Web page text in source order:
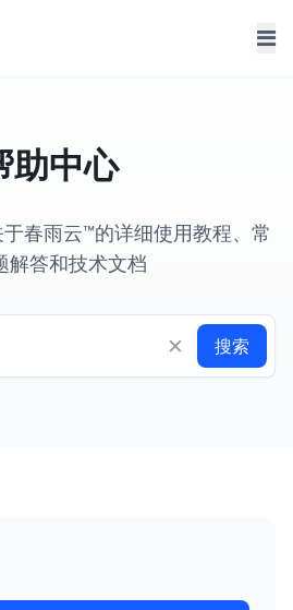
助中心
春雨云™的详细使用教程、常
解答和技术文档
× 搜索